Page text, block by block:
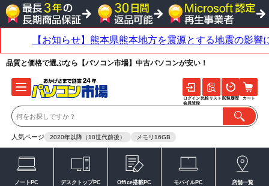
品質と価格で選ぶなら【パソコン市場】中古パソコンが安い！
人気ページ 2020年以降（10世代前後） メモリ16GB
ログイン
会員登録
比較リスト 閲覧履歴 カート
ノートPC デスクトップPC Office搭載PC モバイルPC 店舗一覧